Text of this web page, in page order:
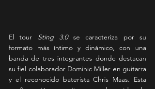
El tour Sting 3.0 se caracteriza por su
formato más íntimo y dinámico, con una
banda de tres integrantes donde destacan
su fiel colaborador Dominic Miller en guitarra
y el reconocido baterista Chris Maas. Esta